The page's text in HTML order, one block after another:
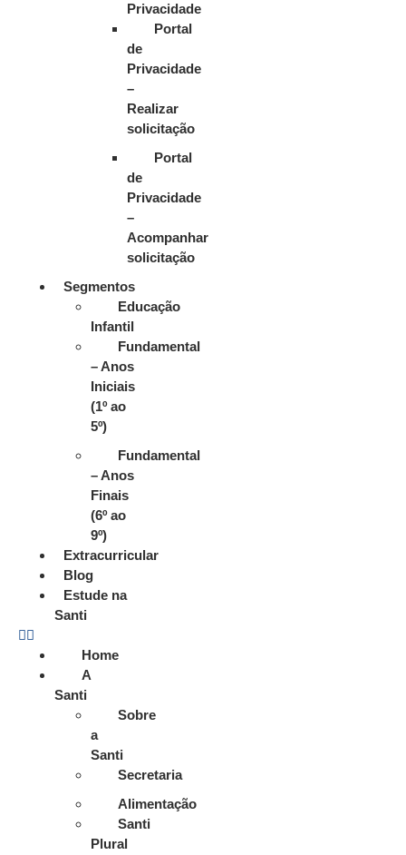
Privacidade
Portal
de
Privacidade
–
Realizar
solicitação
Portal
de
Privacidade
–
Acompanhar
solicitação
Segmentos
Educação
Infantil
Fundamental
– Anos
Iniciais
(1º ao
5º)
Fundamental
– Anos
Finais
(6º ao
9º)
Extracurricular
Blog
Estude na
Santi
Home
A
Santi
Sobre
a
Santi
Secretaria
Alimentação
Santi
Plural